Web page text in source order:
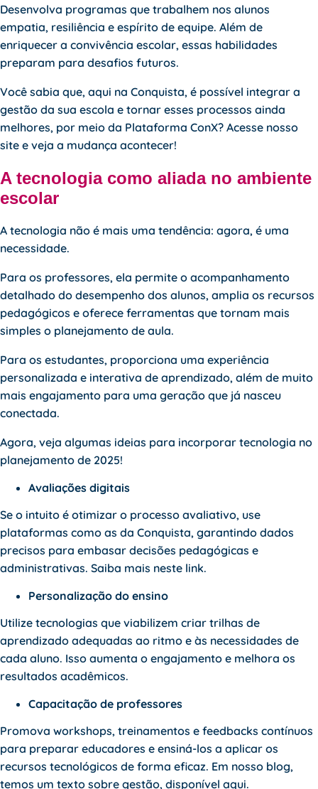
Desenvolva programas que trabalhem nos alunos
empatia, resiliência e espírito de equipe. Além de
enriquecer a convivência escolar, essas habilidades
preparam para desafios futuros.
Você sabia que, aqui na Conquista, é possível integrar a
gestão da sua escola e tornar esses processos ainda
melhores, por meio da Plataforma ConX? Acesse nosso
site e veja a mudança acontecer!
A tecnologia como aliada no ambiente
escolar
A tecnologia não é mais uma tendência: agora, é uma
necessidade.
Para os professores, ela permite o acompanhamento
detalhado do desempenho dos alunos, amplia os recursos
pedagógicos e oferece ferramentas que tornam mais
simples o planejamento de aula.
Para os estudantes, proporciona uma experiência
personalizada e interativa de aprendizado, além de muito
mais engajamento para uma geração que já nasceu
conectada.
Agora, veja algumas ideias para incorporar tecnologia no
planejamento de 2025!
Avaliações digitais
Se o intuito é otimizar o processo avaliativo, use
plataformas como as da Conquista, garantindo dados
precisos para embasar decisões pedagógicas e
administrativas. Saiba mais neste link.
Personalização do ensino
Utilize tecnologias que viabilizem criar trilhas de
aprendizado adequadas ao ritmo e às necessidades de
cada aluno. Isso aumenta o engajamento e melhora os
resultados acadêmicos.
Capacitação de professores
Promova workshops, treinamentos e feedbacks contínuos
para preparar educadores e ensiná-los a aplicar os
recursos tecnológicos de forma eficaz. Em nosso blog,
temos um texto sobre gestão, disponível aqui.